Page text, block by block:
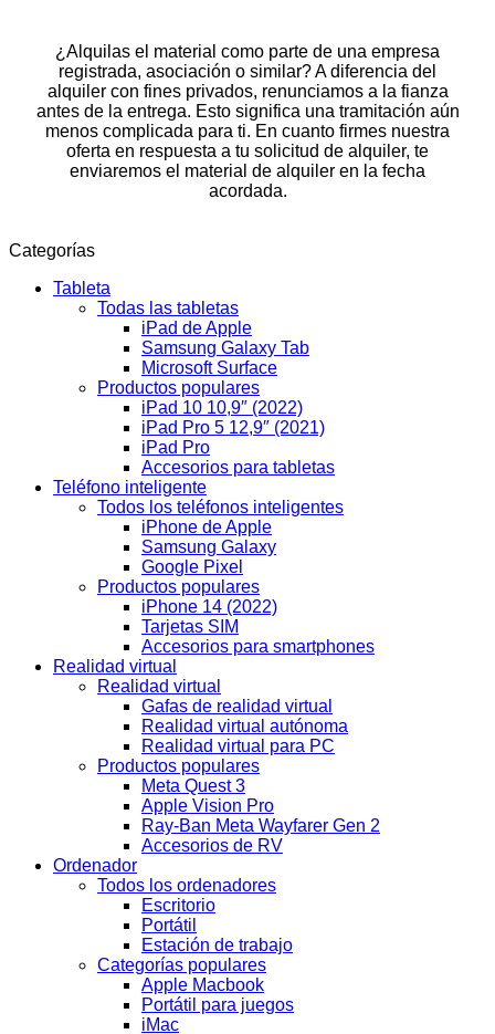
¿Alquilas el material como parte de una empresa
registrada, asociación o similar? A diferencia del
alquiler con fines privados, renunciamos a la fianza
antes de la entrega. Esto significa una tramitación aún
menos complicada para ti. En cuanto firmes nuestra
oferta en respuesta a tu solicitud de alquiler, te
enviaremos el material de alquiler en la fecha
acordada.
Categorías
Tableta
Todas las tabletas
iPad de Apple
Samsung Galaxy Tab
Microsoft Surface
Productos populares
iPad 10 10,9″ (2022)
iPad Pro 5 12,9″ (2021)
iPad Pro
Accesorios para tabletas
Teléfono inteligente
Todos los teléfonos inteligentes
iPhone de Apple
Samsung Galaxy
Google Pixel
Productos populares
iPhone 14 (2022)
Tarjetas SIM
Accesorios para smartphones
Realidad virtual
Realidad virtual
Gafas de realidad virtual
Realidad virtual autónoma
Realidad virtual para PC
Productos populares
Meta Quest 3
Apple Vision Pro
Ray-Ban Meta Wayfarer Gen 2
Accesorios de RV
Ordenador
Todos los ordenadores
Escritorio
Portátil
Estación de trabajo
Categorías populares
Apple Macbook
Portátil para juegos
iMac